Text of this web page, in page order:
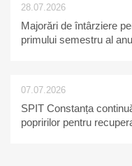
28.07.2026
Majorări de întârziere
primului semestru al
07.07.2026
SPIT Constanța
popririlor pentru